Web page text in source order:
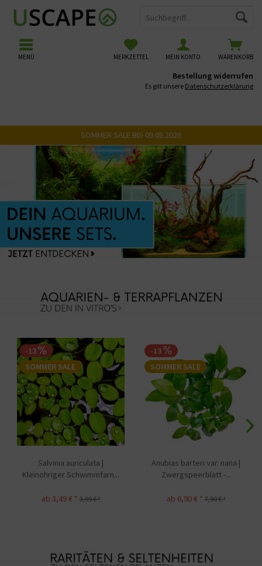
WARENKORB
MERKZETTEL MEIN KONTO
MENÜ
Bestellung widerrufen
Es gilt unsere Datenschutzerklärung
SOMMER SALE BIS 09.08.2026
-13
SOMMER SALE
Salvinia auriculata |
Kleinohriger Schwimmfarn...
ab 3,49 € * 3,99 € *
-13
SOMMER SALE
Anubias barteri var. nana |
Zwergspeerblatt -...
ab 6,90 € * 7,90 € *